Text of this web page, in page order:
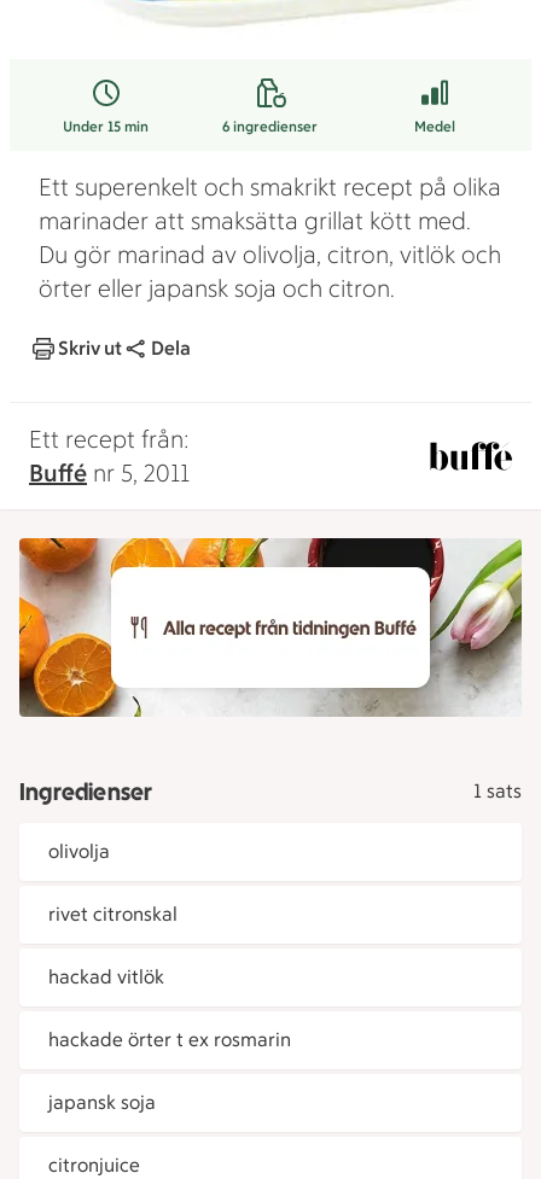
Under 15 min 6ingredienser Medel
Ett superenkelt och smakrikt recept på olika
marinader att smaksätta grillat kött med.
Du gör marinad av olivolja, citron, vitlök och
örter eller japansk soja och citron.
Skriv ut Dela
Ett recept från:
Buffé nr 5, 2011
Ingredienser 1 sats
olivolja
rivet citronskal
hackad vitlök
hackade örter t ex rosmarin
japansk soja
citronjuice